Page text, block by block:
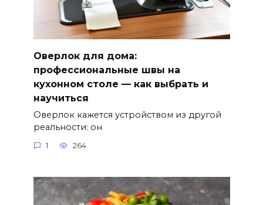
Оверлок для дома:
профессиональные швы на
кухонном столе — как выбрать и
научиться
Оверлок кажется устройством из другой
реальности: он
1 264